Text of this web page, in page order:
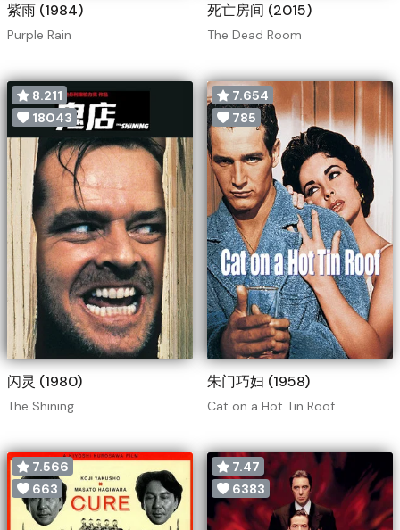
紫雨 (1984)
Purple Rain
死亡房间 (2015)
The Dead Room
8.211
18043
闪灵 (1980)
The Shining
7.654
785
朱门巧妇 (1958)
Cat on a Hot Tin Roof
7.566
663
7.47
6383